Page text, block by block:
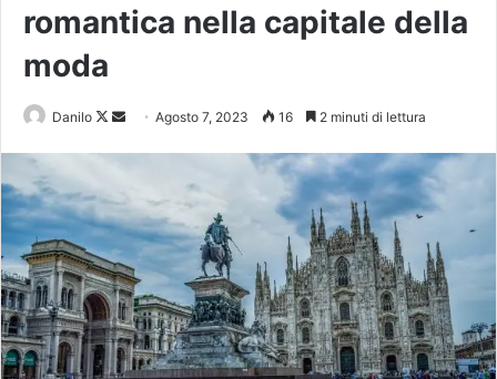
romantica nella capitale della
moda
Danilo Agosto 7, 2023 16 2 minuti di lettura